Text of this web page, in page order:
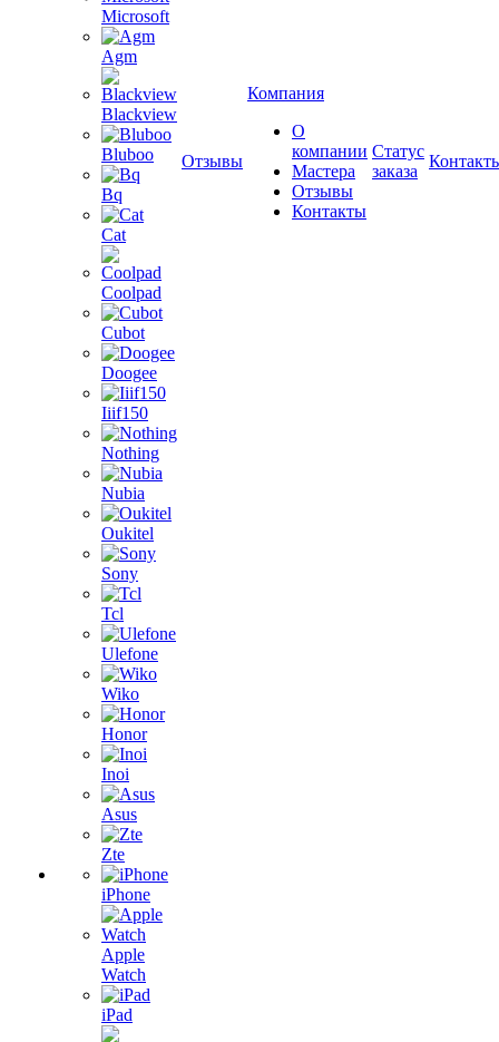
Microsoft
Agm
Blackview
Bluboo
Bq
Cat
Coolpad
Cubot
Doogee
Iiif150
Nothing
Nubia
Oukitel
Sony
Tcl
Ulefone
Wiko
Honor
Inoi
Asus
Zte
iPhone
Apple
Watch
iPad
Отзывы
Компания
О
компании
Мастера
Отзывы
Контакты
Статус
заказа